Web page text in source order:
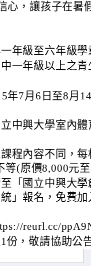
心，讓孩子在暑
年級至六年級學
一年級以上之
年7月6日至8月
立中興大學室內
程內容不同，
等(原價8,000元
「國立中興大
統」報名，免費
reurl.cc/
份，敬請協助公